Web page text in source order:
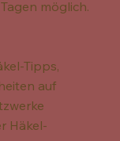
möglich.
Tipps,
auf
Häkel-